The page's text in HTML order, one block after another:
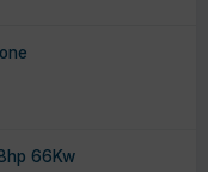
66Kw